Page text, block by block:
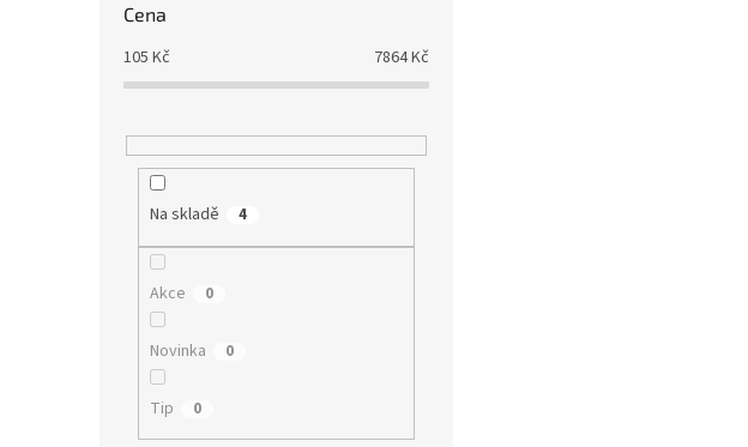
Cena
105 Kč 7864Kč
Na skladě 4
Akce 0
Novinka 0
Tip 0